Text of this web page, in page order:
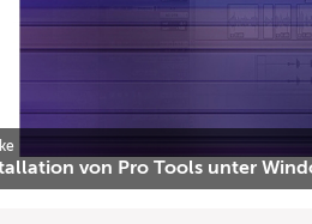
von Pro Tools unter